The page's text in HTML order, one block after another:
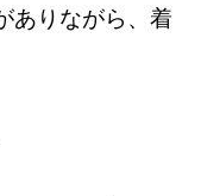
ありながら、着